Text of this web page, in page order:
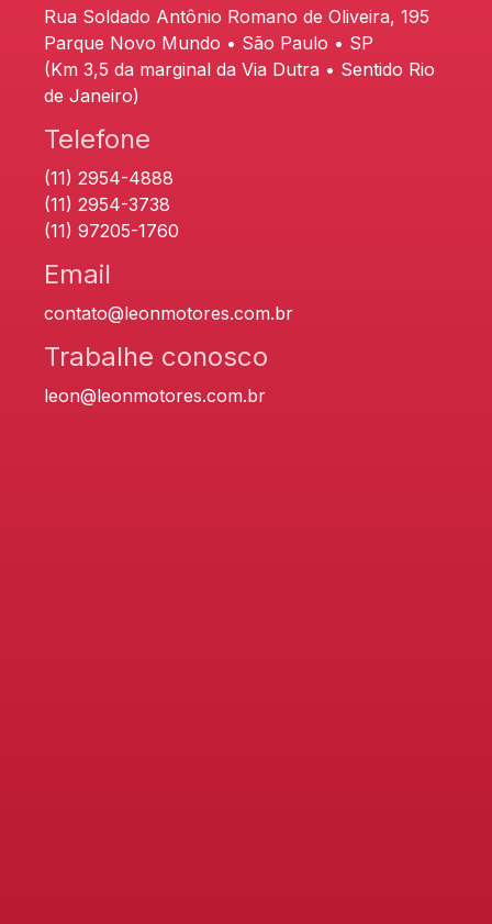
Rua Soldado Antônio Romano de Oliveira, 195
Parque Novo Mundo • São Paulo • SP
(Km 3,5 da marginal da Via Dutra • Sentido Rio
de Janeiro)
Telefone
(11) 2954-4888
(11) 2954-3738
(11) 97205-1760
Email
contato@leonmotores.com.br
Trabalhe conosco
leon@leonmotores.com.br